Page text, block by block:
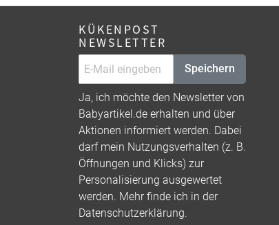
KÜKENPOST
NEWSLETTER
Speichern
Ja, ich möchte den Newsletter von
Babyartikel.de erhalten und über
Aktionen informiert werden. Dabei
darf mein Nutzungsverhalten (z. B.
Öffnungen und Klicks) zur
Personalisierung ausgewertet
werden. Mehr finde ich in der
Datenschutzerklärung.